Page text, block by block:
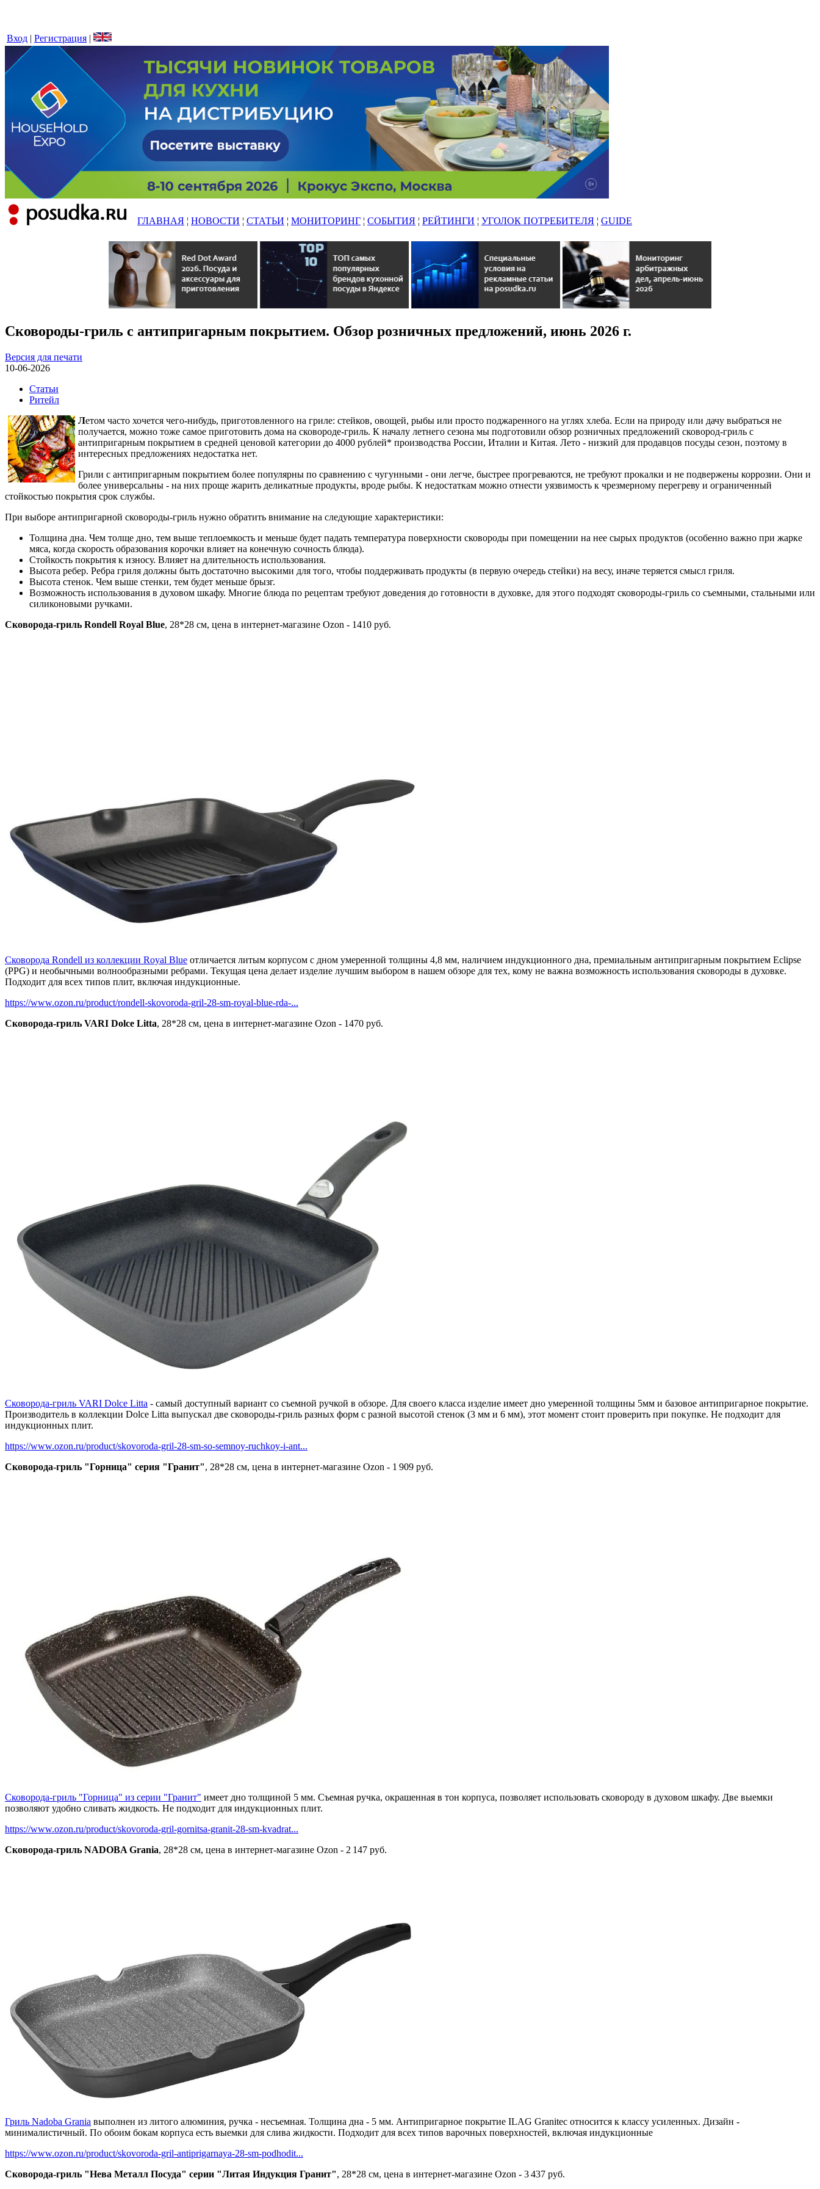
Вход | Регистрация |
ГЛАВНАЯ ¦ НОВОСТИ ¦ СТАТЬИ ¦ МОНИТОРИНГ ¦ СОБЫТИЯ ¦ РЕЙТИНГИ ¦ УГОЛОК ПОТРЕБИТЕЛЯ ¦ GUIDE
Сковороды-гриль с антипригарным покрытием. Обзор розничных предложений, июнь 2026 г.
Версия для печати
10-06-2026
Статьи
Ритейл
Летом часто хочется чего-нибудь, приготовленного на гриле: стейков, овощей, рыбы или просто поджаренного на углях хлеба. Если на природу или дачу выбраться не
получается, можно тоже самое приготовить дома на сковороде-гриль. К началу летнего сезона мы подготовили обзор розничных предложений сковород-гриль с
антипригарным покрытием в средней ценовой категории до 4000 рублей* производства России, Италии и Китая. Лето - низкий для продавцов посуды сезон, поэтому в
интересных предложениях недостатка нет.
Грили с антипригарным покрытием более популярны по сравнению с чугунными - они легче, быстрее прогреваются, не требуют прокалки и не подвержены коррозии. Они и
более универсальны - на них проще жарить деликатные продукты, вроде рыбы. К недостаткам можно отнести уязвимость к чрезмерному перегреву и ограниченный
стойкостью покрытия срок службы.
При выборе антипригарной сковороды-гриль нужно обратить внимание на следующие характеристики:
Толщина дна. Чем толще дно, тем выше теплоемкость и меньше будет падать температура поверхности сковороды при помещении на нее сырых продуктов (особенно важно при жарке
мяса, когда скорость образования корочки влияет на конечную сочность блюда).
Стойкость покрытия к износу. Влияет на длительность использования.
Высота ребер. Ребра гриля должны быть достаточно высокими для того, чтобы поддерживать продукты (в первую очередь стейки) на весу, иначе теряется смысл гриля.
Высота стенок. Чем выше стенки, тем будет меньше брызг.
Возможность использования в духовом шкафу. Многие блюда по рецептам требуют доведения до готовности в духовке, для этого подходят сковороды-гриль со съемными, стальными или
силиконовыми ручками.
Сковорода-гриль Rondell Royal Blue, 28*28 см, цена в интернет-магазине Ozon - 1410 руб.
Сковорода Rondell из коллекции Royal Blue отличается литым корпусом с дном умеренной толщины 4,8 мм, наличием индукционного дна, премиальным антипригарным покрытием Eclipse
(PPG) и необычными волнообразными ребрами. Текущая цена делает изделие лучшим выбором в нашем обзоре для тех, кому не важна возможность использования сковороды в духовке.
Подходит для всех типов плит, включая индукционные.
https://www.ozon.ru/product/rondell-skovoroda-gril-28-sm-royal-blue-rda-...
Сковорода-гриль VARI Dolce Litta, 28*28 см, цена в интернет-магазине Ozon - 1470 руб.
Сковорода-гриль VARI Dolce Litta - самый доступный вариант со съемной ручкой в обзоре. Для своего класса изделие имеет дно умеренной толщины 5мм и базовое антипригарное покрытие.
Производитель в коллекции Dolce Litta выпускал две сковороды-гриль разных форм с разной высотой стенок (3 мм и 6 мм), этот момент стоит проверить при покупке. Не подходит для
индукционных плит.
https://www.ozon.ru/product/skovoroda-gril-28-sm-so-semnoy-ruchkoy-i-ant...
Сковорода-гриль "Горница" серия "Гранит", 28*28 см, цена в интернет-магазине Ozon - 1 909 руб.
Сковорода-гриль "Горница" из серии "Гранит" имеет дно толщиной 5 мм. Съемная ручка, окрашенная в тон корпуса, позволяет использовать сковороду в духовом шкафу. Две выемки
позволяют удобно сливать жидкость. Не подходит для индукционных плит.
https://www.ozon.ru/product/skovoroda-gril-gornitsa-granit-28-sm-kvadrat...
Сковорода-гриль NADOBA Grania, 28*28 см, цена в интернет-магазине Ozon - 2 147 руб.
Гриль Nadoba Grania выполнен из литого алюминия, ручка - несъемная. Толщина дна - 5 мм. Антипригарное покрытие ILAG Granitec относится к классу усиленных. Дизайн -
минималистичный. По обоим бокам корпуса есть выемки для слива жидкости. Подходит для всех типов варочных поверхностей, включая индукционные
https://www.ozon.ru/product/skovoroda-gril-antiprigarnaya-28-sm-podhodit...
Сковорода-гриль "Нева Металл Посуда" серии "Литая Индукция Гранит", 28*28 см, цена в интернет-магазине Ozon - 3 437 руб.